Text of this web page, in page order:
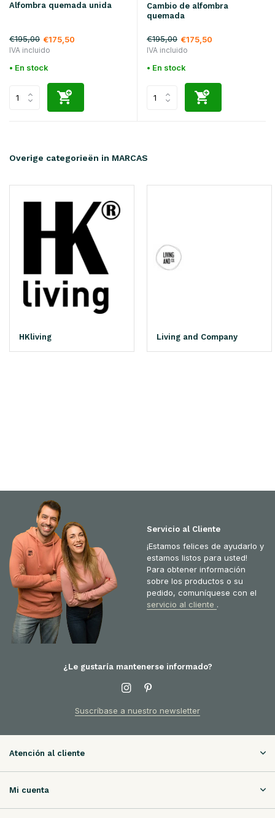
Alfombra quemada unida
€195,00 €175,50
IVA incluido
• En stock
Cambio de alfombra
quemada
€195,00 €175,50
IVA incluido
• En stock
Overige categorieën in MARCAS
HKliving Living and Company
Servicio al Cliente
¡Estamos felices de ayudarlo y
estamos listos para usted!
Para obtener información
sobre los productos o su
pedido, comuníquese con el
servicio al cliente .
¿Le gustaría mantenerse informado?
Suscríbase a nuestro newsletter
Atención al cliente
Mi cuenta